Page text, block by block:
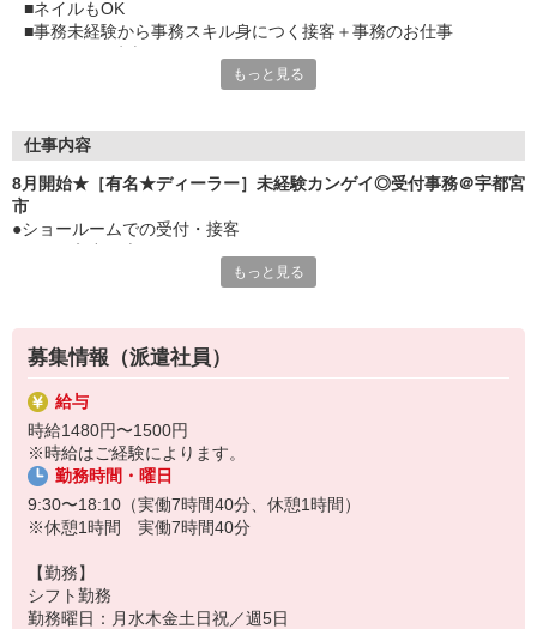
■ネイルもOK
■事務未経験から事務スキル身につく接客＋事務のお仕事
■ラッシュを避けて通勤できます
■長期休暇もございます
もっと見る
仕事内容
8月開始★［有名★ディーラー］未経験カンゲイ◎受付事務＠宇都宮
市
●ショールームでの受付・接客
もっと見る
募集情報（派遣社員）
給与
時給1480円〜1500円
※時給はご経験によります。
勤務時間・曜日
9:30〜18:10（実働7時間40分、休憩1時間）
※休憩1時間 実働7時間40分
【勤務】
シフト勤務
勤務曜日：月水木金土日祝／週5日